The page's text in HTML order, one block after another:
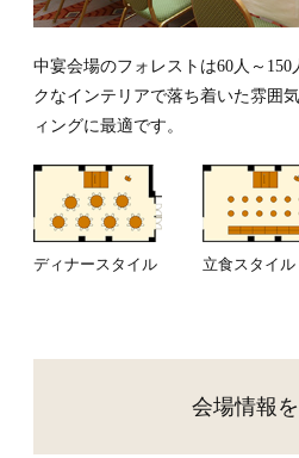
中宴会場のフォレストは60人～
クなインテリアで落ち着いた雰囲
ィングに最適です。
ディナースタイル 立食スタイル
会場情報